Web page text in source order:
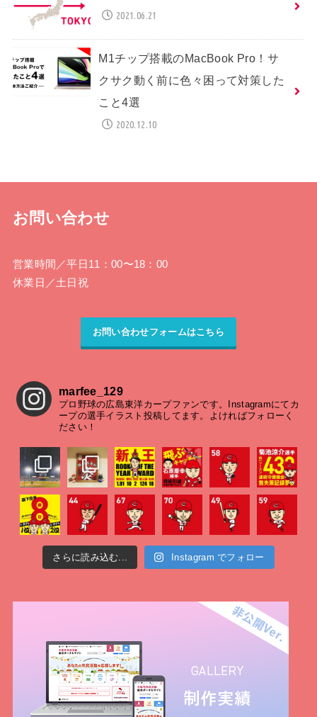
2021.06.21
M1チップ搭載のMacBook Pro！サ
クサク動く前に色々困って対策した
こと4選
2020.12.10
お問い合わせ
営業時間 ／平日11：00〜18：00
休業日 ／土日祝
お問い合わせフォームはこちら
marfee_129
プロ野球の広島東洋カープファンです。Instagramにてカ
ープの選手イラスト投稿してます。よければフォローく
ださい！
さらに読み込む... Instagram でフォロー